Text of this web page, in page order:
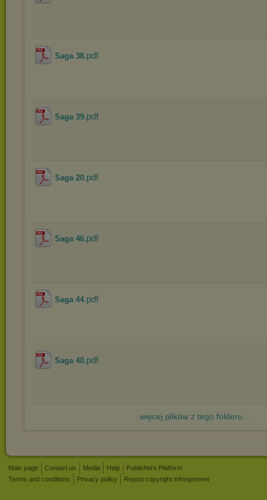
Saga 38.pdf
Saga 39.pdf
Saga 20.pdf
Saga 46.pdf
Saga 44.pdf
Saga 40.pdf
więcej plików z tego folderu...
Main page Contact us Media Help
Publishers Platform
Terms and conditions
Privacy policy Report copyright infringement